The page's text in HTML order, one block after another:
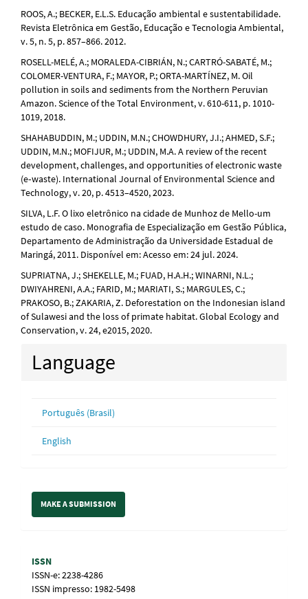
ROOS, A.; BECKER, E.L.S. Educação ambiental e sustentabilidade.
Revista Eletrônica em Gestão, Educação e Tecnologia Ambiental,
v. 5, n. 5, p. 857–866. 2012.
ROSELL-MELÉ, A.; MORALEDA-CIBRIÁN, N.; CARTRÓ-SABATÉ, M.;
COLOMER-VENTURA, F.; MAYOR, P.; ORTA-MARTÍNEZ, M. Oil
pollution in soils and sediments from the Northern Peruvian
Amazon. Science of the Total Environment, v. 610-611, p. 1010-
1019, 2018.
SHAHABUDDIN, M.; UDDIN, M.N.; CHOWDHURY, J.I.; AHMED, S.F.;
UDDIN, M.N.; MOFIJUR, M.; UDDIN, M.A. A review of the recent
development, challenges, and opportunities of electronic waste
(e‑waste). International Journal of Environmental Science and
Technology, v. 20, p. 4513–4520, 2023.
SILVA, L.F. O lixo eletrônico na cidade de Munhoz de Mello-um
estudo de caso. Monografia de Especialização em Gestão Pública,
Departamento de Administração da Universidade Estadual de
Maringá, 2011. Disponível em: Acesso em: 24 jul. 2024.
SUPRIATNA, J.; SHEKELLE, M.; FUAD, H.A.H.; WINARNI, N.L.;
DWIYAHRENI, A.A.; FARID, M.; MARIATI, S.; MARGULES, C.;
PRAKOSO, B.; ZAKARIA, Z. Deforestation on the Indonesian island
of Sulawesi and the loss of primate habitat. Global Ecology and
Conservation, v. 24, e2015, 2020.
Language
Português (Brasil)
English
Make
MAKE A SUBMISSION
Information
ISSN
ISSN-e: 2238-4286
ISSN impresso: 1982-5498